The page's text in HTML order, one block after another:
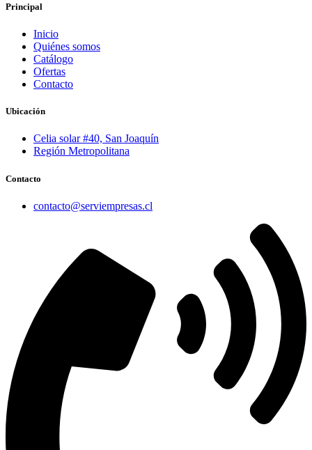
Principal
Inicio
Quiénes somos
Catálogo
Ofertas
Contacto
Ubicación
Celia solar #40, San Joaquín
Región Metropolitana
Contacto
contacto@serviempresas.cl